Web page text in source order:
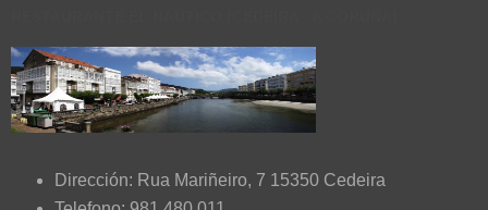
Dirección: Rua Mariñeiro, 7 15350 Cedeira